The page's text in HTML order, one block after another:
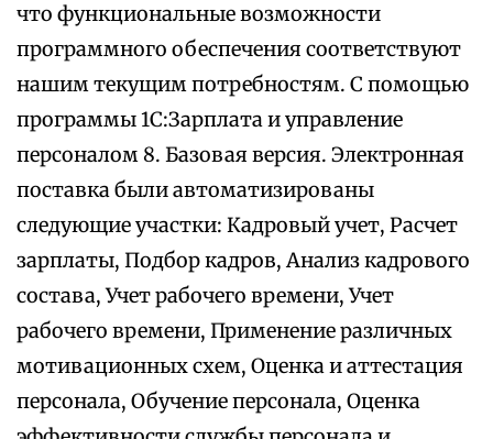
что функциональные возможности
программного обеспечения соответствуют
нашим текущим потребностям. С помощью
программы 1С:Зарплата и управление
персоналом 8. Базовая версия. Электронная
поставка были автоматизированы
следующие участки: Кадровый учет, Расчет
зарплаты, Подбор кадров, Анализ кадрового
состава, Учет рабочего времени, Учет
рабочего времени, Применение различных
мотивационных схем, Оценка и аттестация
персонала, Обучение персонала, Оценка